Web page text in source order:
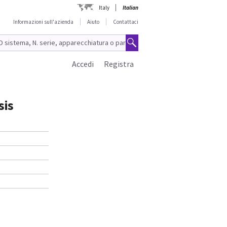
Italy
Italian
Informazioni sull'azienda
Aiuto Contattaci
Registra
Accedi